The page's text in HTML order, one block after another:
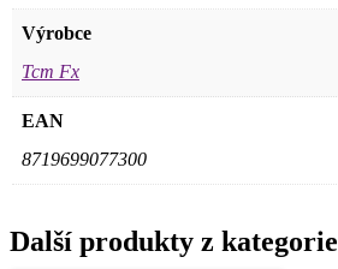
Výrobce
Tcm Fx
EAN
8719699077300
Další produkty z kategorie